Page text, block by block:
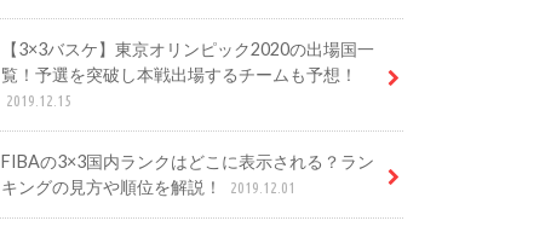
【3×3バスケ】東京オリンピック2020の出場国一
覧！予選を突破し本戦出場するチームも予想！
2019.12.15
FIBAの3×3国内ランクはどこに表示される？ラン
キングの見方や順位を解説！
2019.12.01